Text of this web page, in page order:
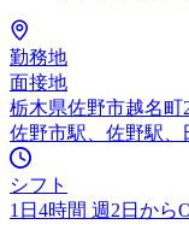
勤務地
面接地
栃木県佐野市越名町
佐野市駅、佐野駅、
シフト
1日4時間 週2日から